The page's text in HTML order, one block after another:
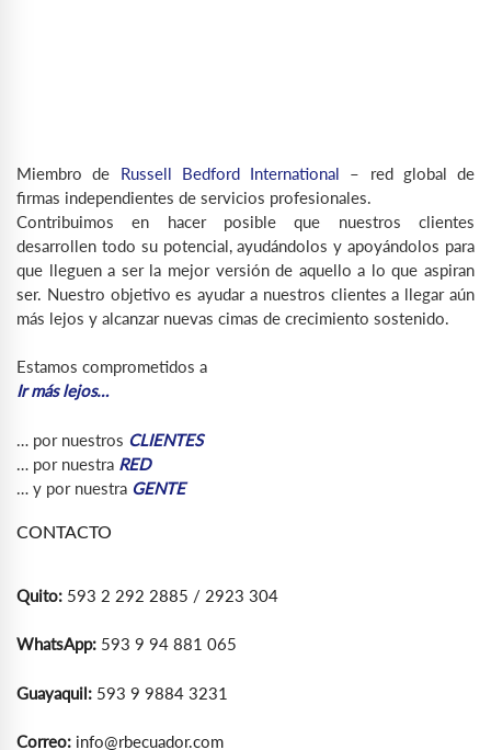
Miembro de Russell Bedford International – red global de
firmas independientes de servicios profesionales.
Contribuimos en hacer posible que nuestros clientes
desarrollen todo su potencial, ayudándolos y apoyándolos para
que lleguen a ser la mejor versión de aquello a lo que aspiran
ser. Nuestro objetivo es ayudar a nuestros clientes a llegar aún
más lejos y alcanzar nuevas cimas de crecimiento sostenido.
Estamos comprometidos a
Ir más lejos…
… por nuestros CLIENTES
… por nuestra RED
… y por nuestra GENTE
CONTACTO
Quito: 593 2 292 2885 / 2923 304
WhatsApp: 593 9 94 881 065
Guayaquil: 593 9 9884 3231
Correo: info@rbecuador.com